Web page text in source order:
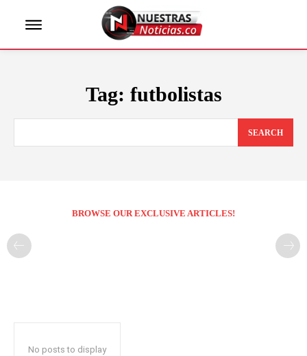
Tag: futbolistas
SEARCH
BROWSE OUR EXCLUSIVE ARTICLES!
No posts to display